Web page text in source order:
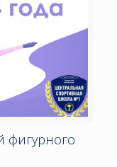
фигурного